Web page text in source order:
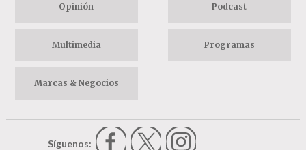
Opinión Podcast
Multimedia Programas
Marcas & Negocios
Síguenos: